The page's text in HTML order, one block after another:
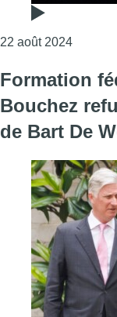
22 août 2024
Formation
Bouchez
de Bart De